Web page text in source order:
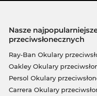
Nasze
przeciwsłonecznych
Ray-Ban Okulary
Oakley Okulary
Persol Okulary
Carrera Okulary